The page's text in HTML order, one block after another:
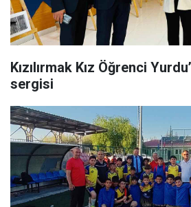
Kızılırmak Kız Öğrenci
sergisi